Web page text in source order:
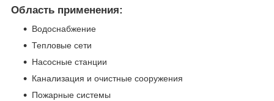
Область применения:
Водоснабжение
Тепловые сети
Насосные станции
Канализация и очистные сооружения
Пожарные системы